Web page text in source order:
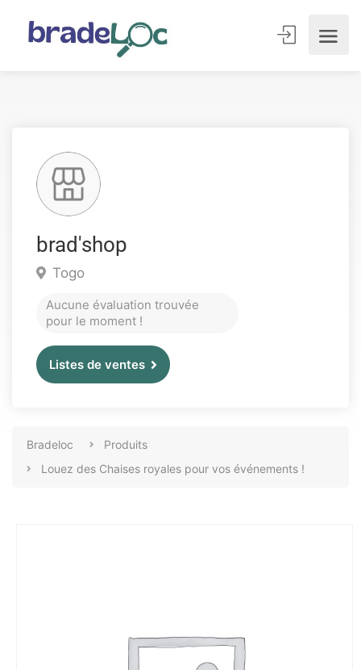
brad'shop
Togo
Aucune évaluation trouvée
pour le moment !
Listes de ventes
Bradeloc
Produits
Louez des Chaises royales pour vos événements !